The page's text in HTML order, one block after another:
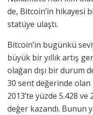
de, Bitcoin’in hikayesi
statüye ulaştı.
Bitcoin’in bugünkü
büyük bir yıllık artış
olağan dışı bir durum
30 sent değerinde olan
2013’te yüzde 5.428 ve
değer kazandı. Bunun